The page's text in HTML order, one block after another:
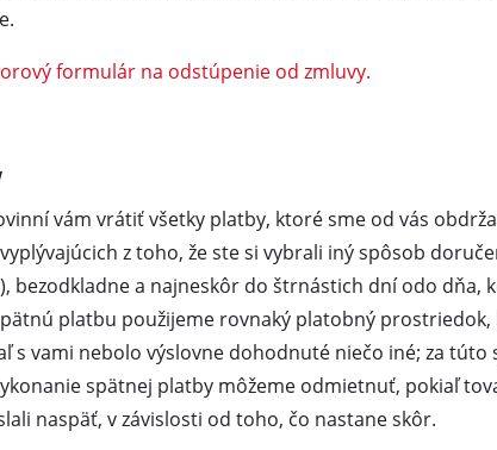
Elektrické vertikutátory
Benzínové vertiukutátory
Ručné vertikutátory
Akumulátorové reťazové píly
formulár na odstúpenie od zmluvy.
vám vrátiť všetky platby, ktoré sme od vás
z toho, že ste si vybrali iný spôsob
bezodkladne a najneskôr do štrnástich dní odo dňa,
platbu použijeme rovnaký platobný
s vami nebolo výslovne dohodnuté niečo iné; za
spätnej platby môžeme odmietnuť, pokiaľ
naspäť, v závislosti od toho, čo nastane skôr.